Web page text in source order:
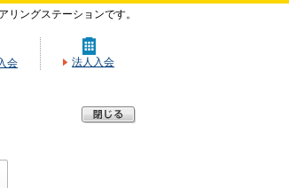
ングステーションです。
会 法人入会